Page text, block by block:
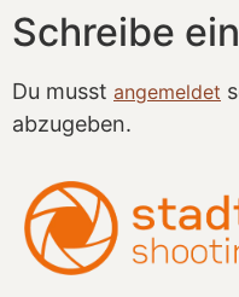
Schreibe
Du musst angemeldet
abzugeben.